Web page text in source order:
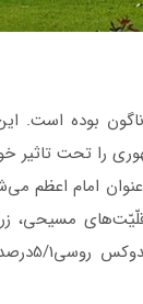
بوده است.
را تحت تاثیر
امام اعظم
مسیحی،